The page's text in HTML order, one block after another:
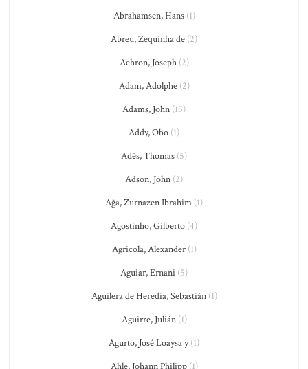
Abrahamsen, Hans(1)
Abreu, Zequinha de (2)
Achron, Joseph(2)
Adam, Adolphe(2)
Adams, John (15)
Addy, Obo (1)
Adès, Thomas (5)
Adson, John (2)
Ağa, Zurnazen Ibrahim (1)
Agostinho, Gilberto (4)
Agricola, Alexander(1)
Aguiar, Ernani (5)
Aguilera de Heredia, Sebastián(1)
Aguirre, Julián(1)
Agurto, José Loaysa y(1)
Ahle, Johann Philipp(1)